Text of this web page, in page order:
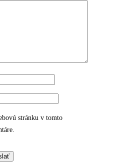
stránku v tomto